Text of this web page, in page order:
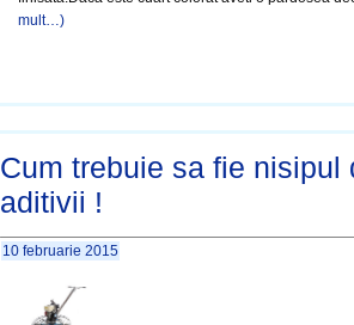
mult…)
Cum trebuie sa fie nisipul
aditivii !
10 februarie 2015